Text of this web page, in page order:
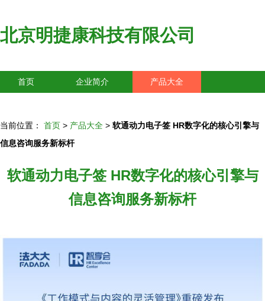
北京明捷康科技有限公司
首页 企业简介 产品大全
当前位置： 首页 > 产品大全 > 软通动力电子签 HR数字化的核心引擎与
信息咨询服务新标杆
软通动力电子签 HR数字化的核心引擎与
信息咨询服务新标杆